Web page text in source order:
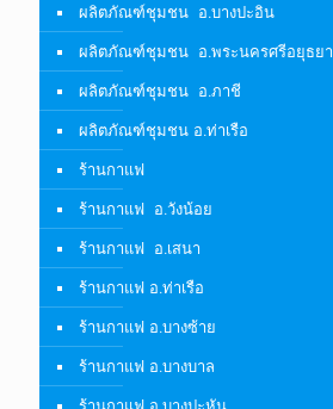
ผลิตภัณฑ์ชุมชน อ.บางปะอิน
ผลิตภัณฑ์ชุมชน อ.พระนครศรีอยุธยา
ผลิตภัณฑ์ชุมชน อ.ภาชี
ผลิตภัณฑ์ชุมชน อ.ท่าเรือ
ร้านกาแฟ
ร้านกาแฟ อ.วังน้อย
ร้านกาแฟ อ.เสนา
ร้านกาแฟ อ.ท่าเรือ
ร้านกาแฟ อ.บางซ้าย
ร้านกาแฟ อ.บางบาล
ร้านกาแฟ อ.บางปะหัน